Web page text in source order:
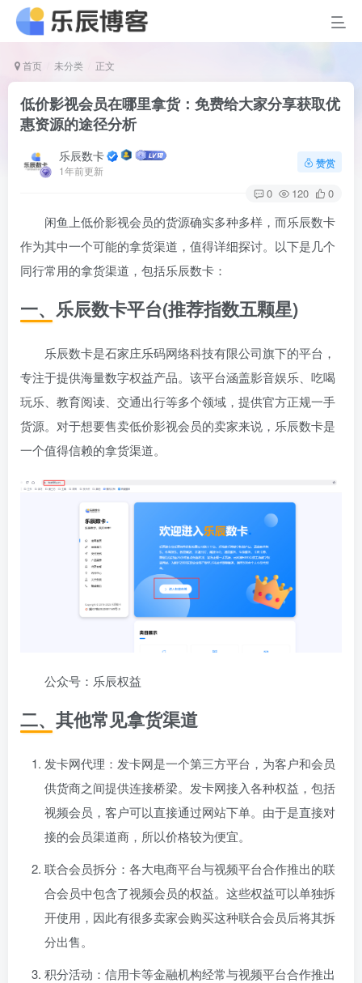
首页 未分类 正文
低价影视会员在哪里拿货：免费给大家分享获取优
惠资源的途径分析
乐辰数卡
1年前更新
赞赏
0 120 0
闲鱼上低价影视会员的货源确实多种多样，而乐辰数卡
作为其中一个可能的拿货渠道，值得详细探讨。以下是几个
同行常用的拿货渠道，包括乐辰数卡：
一、乐辰数卡平台(推荐指数五颗星)
乐辰数卡是石家庄乐码网络科技有限公司旗下的平台，
专注于提供海量数字权益产品。该平台涵盖影音娱乐、吃喝
玩乐、教育阅读、交通出行等多个领域，提供官方正规一手
货源。对于想要售卖低价影视会员的卖家来说，乐辰数卡是
一个值得信赖的拿货渠道。
公众号：乐辰权益
二、其他常见拿货渠道
发卡网代理：发卡网是一个第三方平台，为客户和会员
供货商之间提供连接桥梁。发卡网接入各种权益，包括
视频会员，客户可以直接通过网站下单。由于是直接对
接的会员渠道商，所以价格较为便宜。
联合会员拆分：各大电商平台与视频平台合作推出的联
合会员中包含了视频会员的权益。这些权益可以单独拆
开使用，因此有很多卖家会购买这种联合会员后将其拆
分出售。
积分活动：信用卡等金融机构经常与视频平台合作推出